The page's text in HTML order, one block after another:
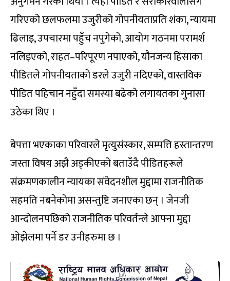
गरिएको छलफलमा उजुरीको गोपनीयताप्रति शंका, न्यायमा
ढिलाइ, उपचारमा पहुँच नपुगेको, आयोग गठनमा परामर्श
नलिइएको, राहत–परिपूरण नपाएको, यौनजन्य हिंसाका
पीडितले गोपनीयताको डरले उजुरी नदिएको, वास्तविक
पीडित पहिचान नहुँदा समस्या बढेको लगायतका गुनासा
उठेका थिए ।
बेपत्ता भएकाका परिवारले मृत्युसंस्कार, सम्पत्ति हस्तान्तरण
जस्ता विषय अझै अड्कीएको बताउँदै पीडितहरूले
संक्रमणकालीन न्यायका संवेदनशील मुद्दामा राजनीतिक
सहमति नबनेकोमा असन्तुष्टि जनाएका छन् । जेनजी
आन्दोलनपछिको राजनीतिक परिवर्तन्ले आफ्ना मुद्दा
ओझेलमा पर्ने डर उनीहरुमा छ ।